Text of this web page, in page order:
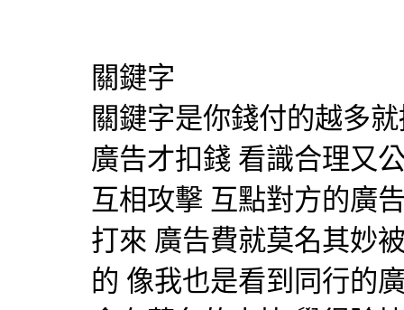
關鍵字
關鍵字是你錢付的越多
廣告才扣錢 看識合理又
互相攻擊 互點對方的廣
打來 廣告費就莫名其妙
的 像我也是看到同行的